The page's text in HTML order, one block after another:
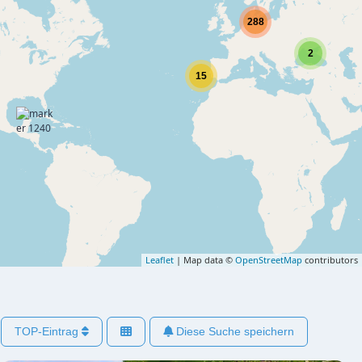
288
15
2
Leaflet | Map data © OpenStreetMap contributors
TOP-Eintrag Diese Suche speichern